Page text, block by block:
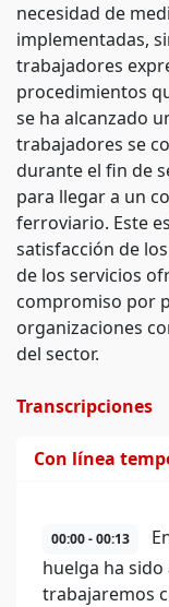
necesidad de
implementadas,
trabajadores
procedimientos
se ha alcanzado
trabajadores se
durante el fin de
para llegar a un
ferroviario. Este
satisfacción de
de los servicios
compromiso por
organizaciones
del sector.
Transcripciones
Con línea
00:00 - 00:13
huelga ha
trabajaremos